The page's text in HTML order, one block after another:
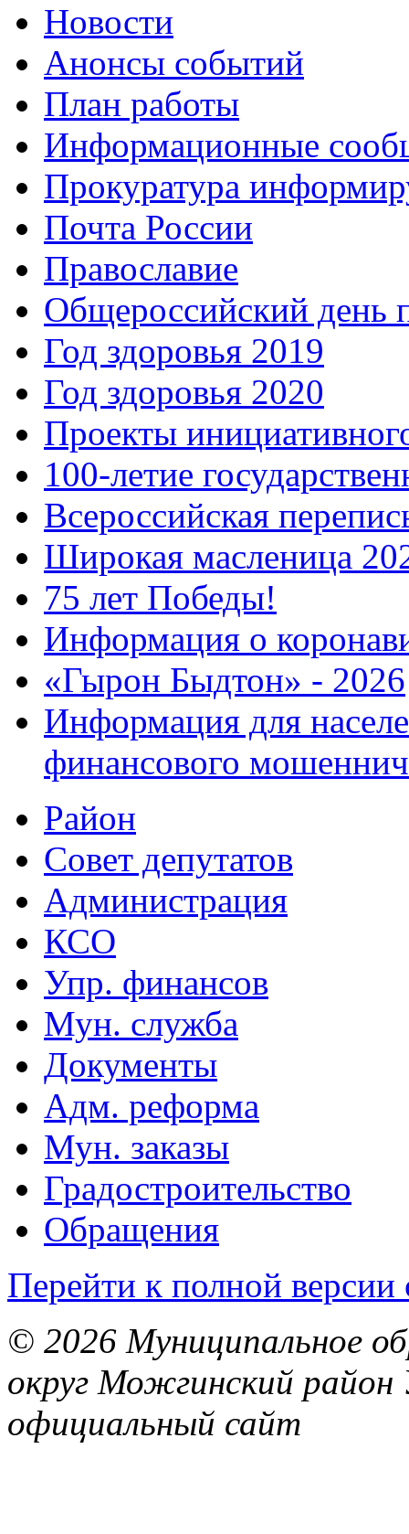
Новости
Анонсы событий
План работы
Информационные
Прокуратура
Почта России
Православие
Общероссийский день
Год здоровья 2019
Год здоровья 2020
Проекты
100-летие
Всероссийская
Широкая масленица
75 лет Победы!
Информация о
«Гырон Быдтон» - 2026
Информация для
финансового
Район
Совет депутатов
Администрация
КСО
Упр. финансов
Мун. служба
Документы
Адм. реформа
Мун. заказы
Градостроительство
Обращения
Перейти к полной версии
© 2026 Муниципальное
округ Можгинский район
официальный сайт